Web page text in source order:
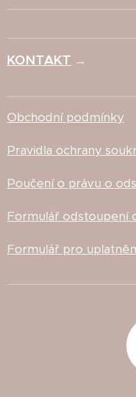
KONTAKT →
Obchodní podmínky
Pravidla ochrany
Poučení o právu o
Formulář odstoupení
Formulář pro